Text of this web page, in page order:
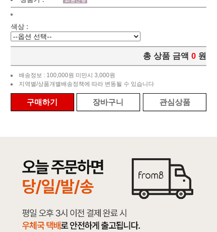
색상 :
총 상품 금액 0 원
배송정보 : 100,000원 미만시 3,000원
지역별/상품개별배송정책에 따라 변동될 수 있습니다
구매하기 장바구니 관심상품